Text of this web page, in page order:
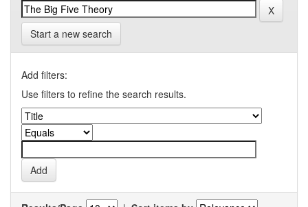
Start a new search
Add filters:
Use filters to refine the search results.